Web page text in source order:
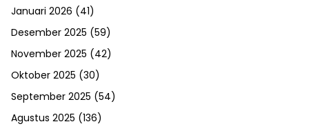
Januari 2026 (41)
Desember 2025 (59)
November 2025 (42)
Oktober 2025 (30)
September 2025 (54)
Agustus 2025 (136)